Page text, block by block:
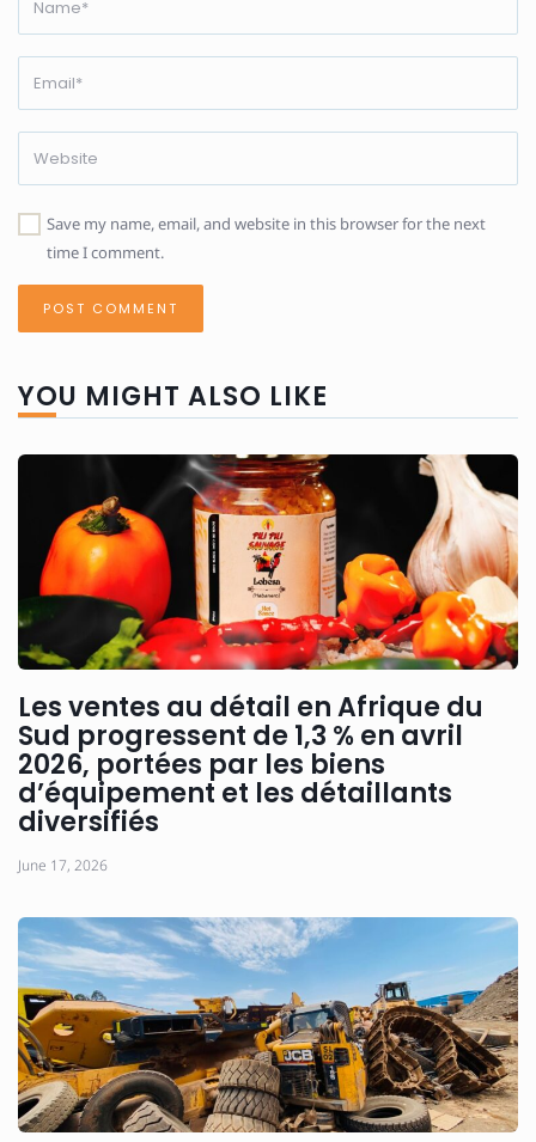
Save my name, email, and website in this browser for the next
time I comment.
YOU MIGHT ALSO LIKE
Les ventes au détail en Afrique du
Sud progressent de 1,3 % en avril
2026, portées par les biens
d’équipement et les détaillants
diversifiés
June 17, 2026